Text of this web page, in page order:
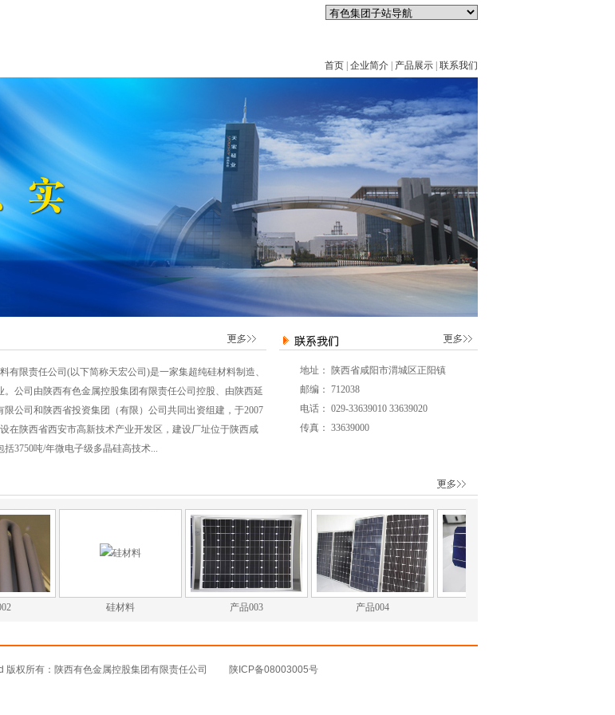
首页 企业简介 产品展示 联系我们
有限责任公司(以下简称天宏公司)是一家集超纯硅材料制造、
公司由陕西有色金属控股集团有限责任公司控股、由陕西延
公司和陕西省投资集团（有限）公司共同出资组建，于2007
在陕西省西安市高新技术产业开发区，建设厂址位于陕西咸
3750吨/年微电子级多晶硅高技术...
地址： 陕西省咸阳市渭城区正阳镇
邮编： 712038
电话： 029-33639010 33639020
传真： 33639000
硅材料 产品003 产品004
版权所有：陕西有色金属控股集团有限责任公司 陕ICP备08003005号